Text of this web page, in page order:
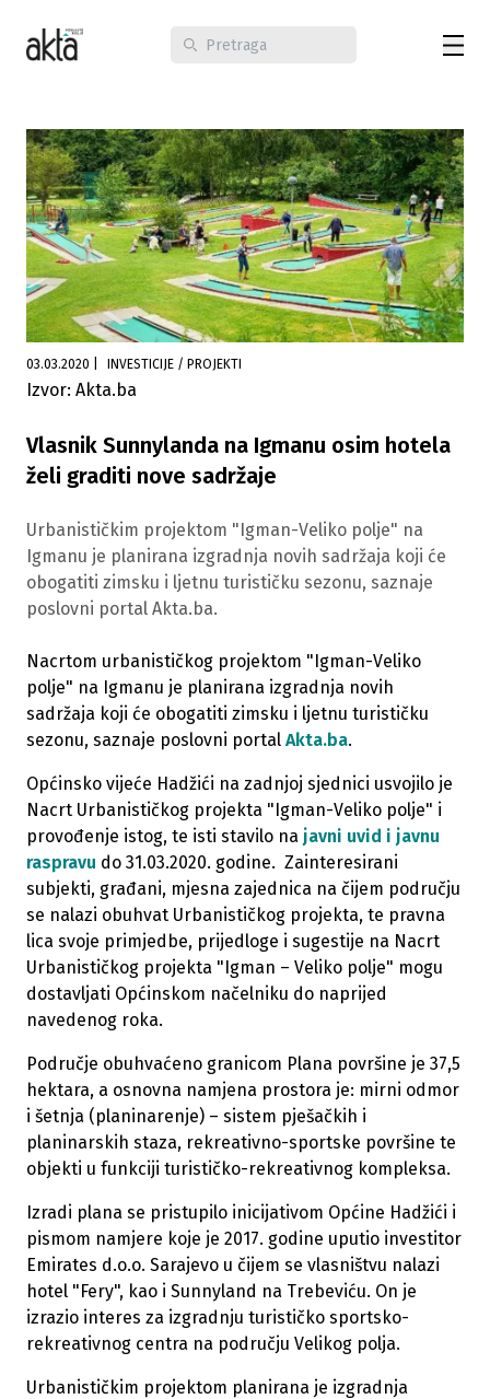
03.03.2020 INVESTICIJE / PROJEKTI
Izvor: Akta.ba
Vlasnik Sunnylanda na Igmanu osim hotela
želi graditi nove sadržaje
Urbanističkim projektom "Igman-Veliko polje" na
Igmanu je planirana izgradnja novih sadržaja koji će
obogatiti zimsku i ljetnu turističku sezonu, saznaje
poslovni portal Akta.ba.
Nacrtom urbanističkog projektom "Igman-Veliko
polje" na Igmanu je planirana izgradnja novih
sadržaja koji će obogatiti zimsku i ljetnu turističku
sezonu, saznaje poslovni portal Akta.ba.
Općinsko vijeće Hadžići na zadnjoj sjednici usvojilo je
Nacrt Urbanističkog projekta "Igman-Veliko polje" i
provođenje istog, te isti stavilo na javni uvid i javnu
raspravu do 31.03.2020. godine. Zainteresirani
subjekti, građani, mjesna zajednica na čijem području
se nalazi obuhvat Urbanističkog projekta, te pravna
lica svoje primjedbe, prijedloge i sugestije na Nacrt
Urbanističkog projekta "Igman – Veliko polje" mogu
dostavljati Općinskom načelniku do naprijed
navedenog roka.
Područje obuhvaćeno granicom Plana površine je 37,5
hektara, a osnovna namjena prostora je: mirni odmor
i šetnja (planinarenje) – sistem pješačkih i
planinarskih staza, rekreativno-sportske površine te
objekti u funkciji turističko-rekreativnog kompleksa.
Izradi plana se pristupilo inicijativom Općine Hadžići i
pismom namjere koje je 2017. godine uputio investitor
Emirates d.o.o. Sarajevo u čijem se vlasništvu nalazi
hotel "Fery", kao i Sunnyland na Trebeviću. On je
izrazio interes za izgradnju turističko sportsko-
rekreativnog centra na području Velikog polja.
Urbanističkim projektom planirana je izgradnja